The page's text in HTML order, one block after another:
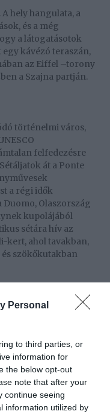
Personal
to third parties, or
information for
the below opt-out
note that after your
continue seeing
information utilized by
hely hangulata, a
és a még
a látogatásotok
kávézó teraszán,
az Eiffel –torony
a Szajna partján.
történelmi város,
felfedezésre
át a Ponte
a régi idők
Duomo, Olaszország
kupolájából
sétára hív az
kert, ahol tavakban,
szökőkutakban
ki a listából, és
Duna-partról, a
az Erzsébet téri
aki egy kis